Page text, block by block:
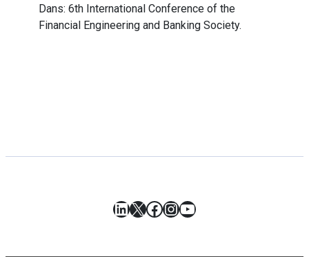
Dans: 6th International Conference of the
Financial Engineering and Banking Society.
LinkedIn
X Facebook
Instagram
YouTube